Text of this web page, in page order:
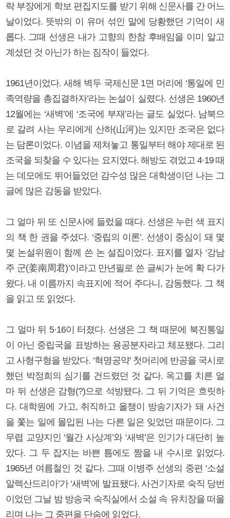
락 부장에게 학보 편집지도를 받기 위해 신문사를 간 어느
날이었다. 뜻밖의 이 유머 섞인 말에 당황했던 기억이 새
롭다. 그때 선생은 내가 고향의 한참 후배임을 이미 알고
계셨던 것 아닌가 하는 짐작이 들었다.
1961년이었다. 새해 벽두 국제신문 1면 머리에 ‘통일에 민
족역량을 총집결하자’라는 논설이 실렸다. 선생은 1960년
12월에는 ‘새벽’에 ‘조국에 부재’라는 글도 실었다. 남북으
로 갈려 사는 우리에게 산하(山河)는 있지만 조국은 없다
는 담론이었다. 이념을 제쳐놓고 통일부터 해야 제대로 된
조국을 되찾을 수 있다는 요지였다. 해방도 겪었고 4·19 때
는 데모에도 뛰어들었던 감수성 많은 대학생이던 나는 그
글에 많은 감동을 받았다.
그 얼마 뒤 또 신문사에 들렀을 때다. 선생은 누런 색 표지
의 책 한 권을 주셨다. ‘중립의 이론’. 선생이 중심이 돼 몇
몇 논설위원이 함께 쓴 논 설집이었다. 표지를 열자 ‘강남
주 군(姜南周君)’이라고 만년필로 쓴 글씨가 눈에 확 다가
왔다. 내 이름까지 속표지에 적어 주다니, 감동했다. 그 책
을 읽고 또 읽었다.
그 얼마 뒤 5·16이 터졌다. 선생은 그 책 때문에 북진통일
이 아닌 중립국을 표방하는 용공분자라고 체포됐다. 그리
고 사형구형을 받았다. ‘혁명공약’ 첫머리에 반공을 국시로
했던 박정희의 심기를 건드렸던 것 같다. 옥고를 치른 얼
마 뒤 선생은 감형(?)으로 석방됐다. 그 뒤 기억은 흐릿하
다. 대학원에 가고, 취직하고 올챙이 방송기자가 돼 사건
을 쫓는 일에 몰입된 나는 다른 일은 잊었던 때문이다. 그
무렵 교양지인 ‘월간 사상계’와 ‘새벽’은 인기가 대단히 높
았다. 그 두 잡지는 바쁜 틈에도 짬을 내 수시로 읽었다.
1965년 여름철인 것 같다. 그때 이병주 선생의 중편 ‘소설
알렉산드리아’가 ‘새벽’에 발표됐다. 사건기자로 숙직 당번
이었던 그날 밤 방송국 숙직실에서 소설 속 유치장을 떠올
리며 나는 그 중편을 단숨에 읽었다.